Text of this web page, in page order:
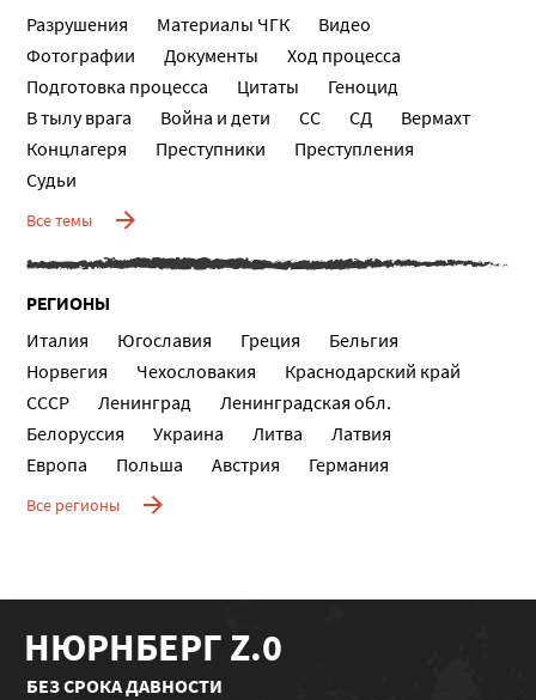
Разрушения Материалы ЧГК
Видео
Фотографии
Документы
Ход процесса
Подготовка процесса
Цитаты
Геноцид
В тылу врага
Война и дети СС СД
Вермахт
Концлагеря
Преступники
Преступления
Судьи
Все темы
РЕГИОНЫ
Италия Югославия Греция
Бельгия
Норвегия
Чехословакия
Краснодарский край
СССР
Ленинград
Ленинградская обл.
Белоруссия
Украина Литва
Латвия
Европа
Польша Австрия Германия
Все регионы
НЮРНБЕРГ Z.0
БЕЗ СРОКА ДАВНОСТИ